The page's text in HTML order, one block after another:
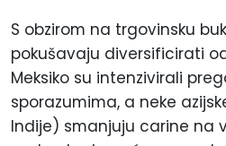
S obzirom na trgovinsku
pokušavaju diversificirati
Meksiko su intenzivirali
sporazumima, a neke
Indije) smanjuju carine na